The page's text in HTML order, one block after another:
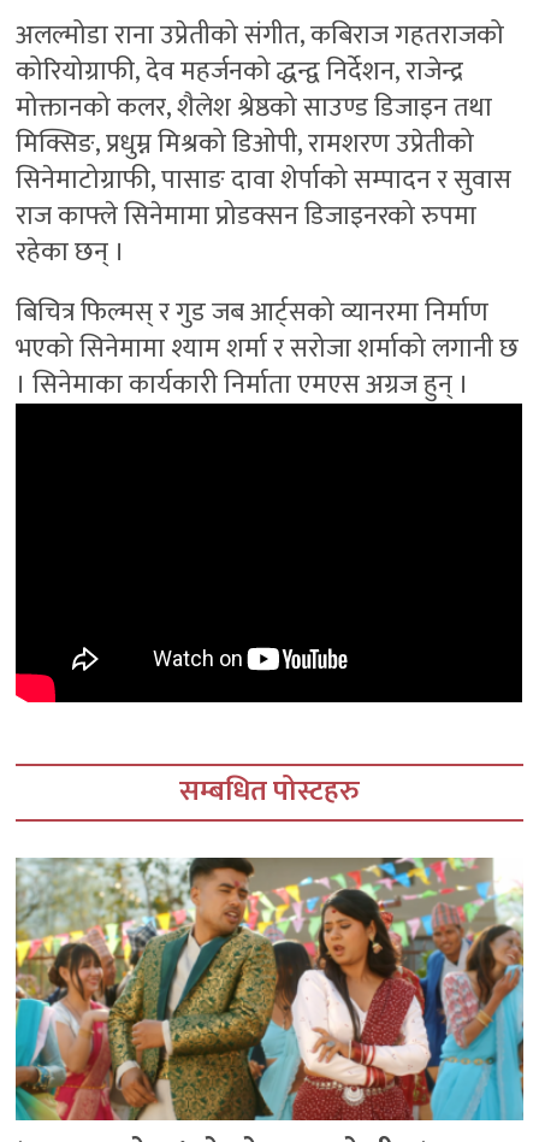
अलल्मोडा राना उप्रेतीको संगीत, कबिराज गहतराजको
कोरियोग्राफी, देव महर्जनको द्धन्द्व निर्देशन, राजेन्द्र
मोक्तानको कलर, शैलेश श्रेष्ठको साउण्ड डिजाइन तथा
मिक्सिङ, प्रधुम्न मिश्रको डिओपी, रामशरण उप्रेतीको
सिनेमाटोग्राफी, पासाङ दावा शेर्पाको सम्पादन र सुवास
राज काफ्ले सिनेमामा प्रोडक्सन डिजाइनरको रुपमा
रहेका छन् ।
बिचित्र फिल्मस् र गुड जब आर्ट्सको व्यानरमा निर्माण
भएको सिनेमामा श्याम शर्मा र सरोजा शर्माको लगानी छ
। सिनेमाका कार्यकारी निर्माता एमएस अग्रज हुन् ।
सम्बधित पोस्टहरु